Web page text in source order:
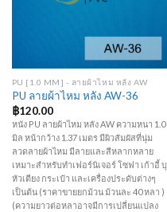
PU [1.0 MM] - ลายผ้าไหม หลัง AW
PU ลายผ้าไหม หลัง AW-36
฿120.00
หนัง PU ลายผ้าไหม หลัง AW ความหนา 1.0
มิล หน้ากว้าง 1.37 เมตร มีผิวสัมผัสที่นุ่ม
ลวดลายผ้าไหม มีลายและสีหลากหลาย
เหมาะสำหรับทำเฟอร์นิเจอร์ โซฟา เก้าอี้ บุ
หัวเตียง กระเป๋า และเครื่องประดับต่างๆ
เป็นต้น (ราคาขายยกม้วน ม้วนละ 40 หลา )
(ความยาวต่อหลาอาจมีการเปลี่ยนแปลง